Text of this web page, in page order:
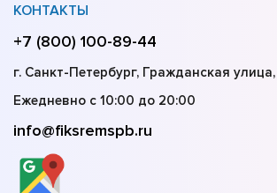
КОНТАКТЫ
+7 (800) 100-89-44
г. Санкт-Петербург, Гражданская
Ежедневно с 10:00 до 20:00
info@fiksremspb.ru